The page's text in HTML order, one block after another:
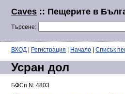
Caves :: Пещерите в
Търсене:
ВХОД Регистрация Начало Списък
Усран дол
БФСп N: 4803